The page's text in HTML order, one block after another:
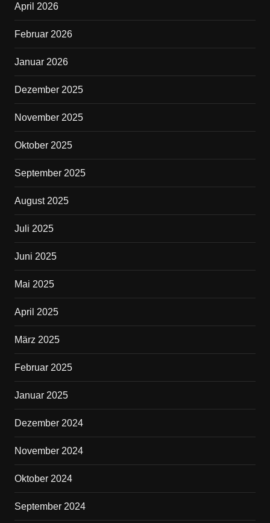
o
o
k
April 2026
Februar 2026
Januar 2026
Dezember 2025
November 2025
Oktober 2025
September 2025
August 2025
Juli 2025
Juni 2025
Mai 2025
April 2025
März 2025
Februar 2025
Januar 2025
Dezember 2024
November 2024
Oktober 2024
September 2024